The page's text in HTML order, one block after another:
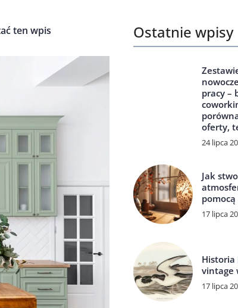
ten wpis Ostatnie wpisy
pracy –
oferty,
24 lipca
Jak
pomocą
17 lipca
Historia
vintage
17 lipca